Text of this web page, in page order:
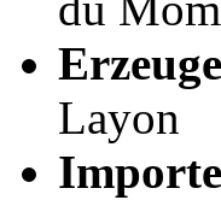
Layon